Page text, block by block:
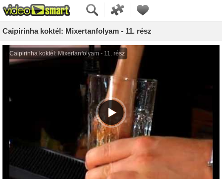
Caipirinha koktél: Mixertanfolyam - 11. rész